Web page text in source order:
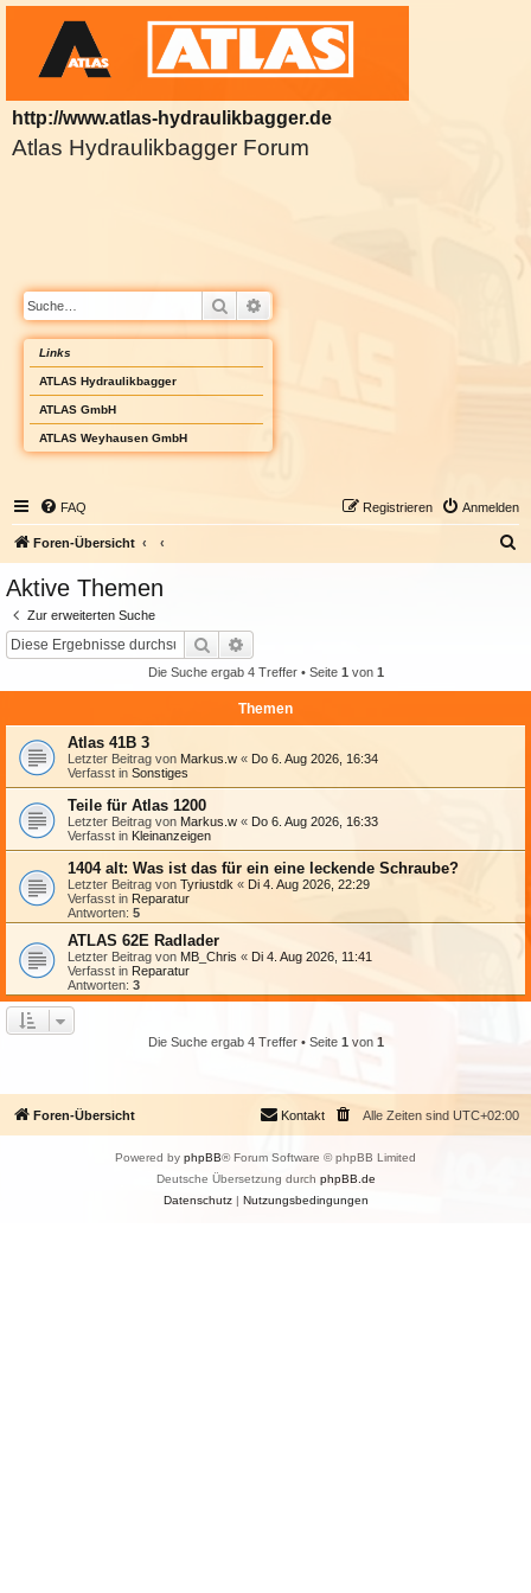
http://www.atlas-hydraulikbagger.de
Atlas Hydraulikbagger Forum
Suche
Links
ATLAS Hydraulikbagger
ATLAS GmbH
ATLAS Weyhausen GmbH
FAQ Anmelden
Registrieren
Foren-Übersicht
Aktive Themen
Zur erweiterten Suche
Suche
Die Suche ergab 4 Treffer • Seite 1 von 1
Themen
Atlas 41B 3
Letzter Beitrag von Markus.w « Do 6. Aug 2026, 16:34
Verfasst in Sonstiges
Teile für Atlas 1200
Letzter Beitrag von Markus.w « Do 6. Aug 2026, 16:33
Verfasst in Kleinanzeigen
1404 alt: Was ist das für ein eine leckende Schraube?
Letzter Beitrag von Tyriustdk « Di 4. Aug 2026, 22:29
Verfasst in Reparatur
Antworten: 5
ATLAS 62E Radlader
Letzter Beitrag von MB_Chris « Di 4. Aug 2026, 11:41
Verfasst in Reparatur
Antworten: 3
Die Suche ergab 4 Treffer • Seite 1 von 1
Foren-Übersicht Alle Zeiten sind UTC+02:00
Kontakt
Powered by phpBB® Forum Software © phpBB Limited
Deutsche Übersetzung durch phpBB.de
Datenschutz| Nutzungsbedingungen